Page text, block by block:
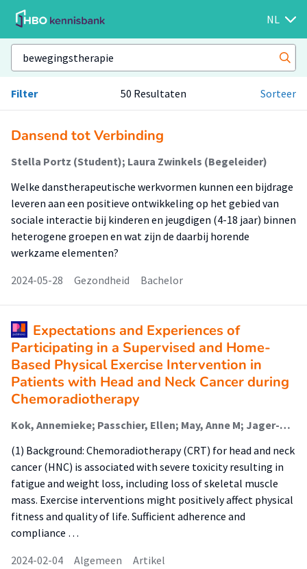
NL
Filter 50 Resultaten Sorteer
Dansend tot Verbinding
Stella Portz (Student); Laura Zwinkels (Begeleider)
Welke danstherapeutische werkvormen kunnen een bijdrage
leveren aan een positieve ontwikkeling op het gebied van
sociale interactie bij kinderen en jeugdigen (4-18 jaar) binnen
heterogene groepen en wat zijn de daarbij horende
werkzame elementen?
2024-05-28
Gezondheid Bachelor
Expectations and Experiences of
Participating in a Supervised and Home-
Based Physical Exercise Intervention in
Patients with Head and Neck Cancer during
Chemoradiotherapy
Kok, Annemieke; Passchier, Ellen; May, Anne M; Jager-Wittenaar, Harriët (Healthy Ageing, Allied Health Care And Nursing); Veenhof, Cindy; de Bree, Remco; Stuiver, Martijn M; Speksnijder, Caroline M
(1) Background: Chemoradiotherapy (CRT) for head and neck
cancer (HNC) is associated with severe toxicity resulting in
fatigue and weight loss, including loss of skeletal muscle
mass. Exercise interventions might positively affect physical
fitness and quality of life. Sufficient adherence and
compliance …
2024-02-04
Algemeen Artikel